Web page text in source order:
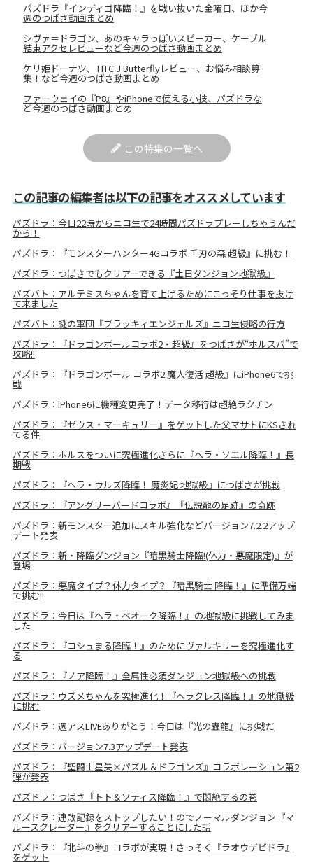
パズドラ『インディゴ降臨！』を戦い抜いた金曜日、ほか今
週のつばさ動画まとめ
シヴァ＝ドラゴン、あのキャラっぽいスピーカー、ケーブル
結束アクセレビューなど今週のつばさ動画まとめ
ケリ姫ドーナツ、 HTC J Butterflyレビュー、お悩み相談募
集！など今週のつばさ動画まとめ
ファーウェイの『P8』やiPhoneで使える小技、パズドラな
ど今週のつばさ動画まとめ
この特集の一覧へ
この記事の編集者は以下の記事をオススメしています
パズドラ：今日22時からニコ生で24時間パズドラプレーしちゃうんだ
から！
パズドラ：『モンスターハンター4Gコラボ 千刃の森 超級』に挑む！
パズドラ：つばさでもクリアーできる『土日ダンジョン地獄級』
パズバト：アルテミスちゃんを育て上げるためにこっそり仕事を抜け
て来ました
パズバト：謎の軍団『ブラッキィエンジェルズ』ニコ生侵略の行方
パズドラ：『ドラゴンボールコラボ2・超級』をつばさが“ホルスパ”で
攻略!!
パズドラ：『ドラゴンボール コラボ2 魔人復活 超級』にiPhone6で挑
戦
パズドラ：iPhone6に機種変更完了！データ移行は超絶ラクチン
パズドラ：『ゼウス・マーキュリー』をゲットした父マサトにKSされ
てる件
パズドラ：ホルスをついに究極進化さらに『ヘラ・ソエル降臨！』長
期戦
パズドラ：『ヘラ・ウルズ降臨！ 魔炎妃 地獄級』につばさが挑戦
パズドラ：『アングリーバードコラボ』『伝説龍の足跡』の奇跡
パズドラ：新モンスター追加にスキル強化などバージョン7.2.2アップ
デート発表
パズドラ：新・降臨ダンジョン『暗黒騎士降臨!(体力・悪魔限定)』が
登場
パズドラ：悪魔タイプ？体力タイプ？『暗黒騎士 降臨！』に準備万端
で挑む!!
パズドラ：今日は『ヘラ・ベオーク降臨！』の地獄級に挑戦してみま
した
パズドラ：『コシュまる降臨！』のためにヴァルキリーを究極進化す
る
パズドラ：『ノア降臨！』全属性必須ダンジョン地獄級への挑戦
パズドラ：ウズメちゃんを究極進化！『ヘラクレス降臨！』の地獄級
に挑む
パズドラ：週アスLIVEありがとう！今日は『光の蟲龍』に挑戦だ
パズドラ：バージョン7.3アップデート発表
パズドラ：『聖闘士星矢×パズル＆ドラゴンズ』コラボレーション第2
弾が発表
パズドラ：つばさ『トト＆ソティス降臨！』で悶絶するの巻
パズドラ：連敗記録をストップしたい！のでノーマルダンジョン『マ
ルースクレーター』をクリアーすることにした話
パズドラ：『北斗の拳』コラボが実現！さっそく『ラオウデビドラ』
をゲット